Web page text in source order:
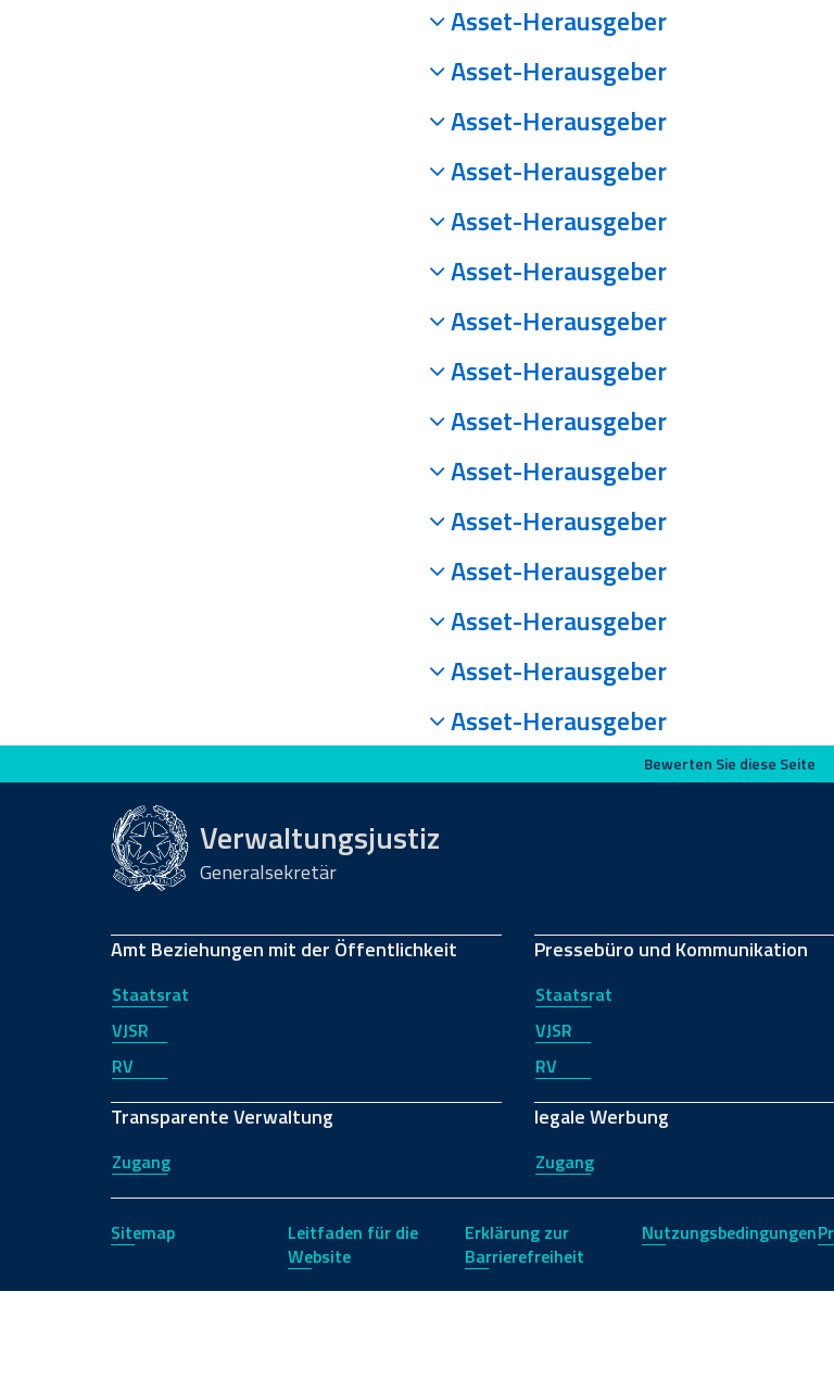
Asset-Herausgeber
Asset-Herausgeber
Asset-Herausgeber
Asset-Herausgeber
Asset-Herausgeber
Asset-Herausgeber
Asset-Herausgeber
Asset-Herausgeber
Asset-Herausgeber
Asset-Herausgeber
Asset-Herausgeber
Asset-Herausgeber
Asset-Herausgeber
Asset-Herausgeber
Asset-Herausgeber
Bewerten Sie diese Seite Bewerten Sie diese Seite
Verwaltungsjustiz
Generalsekretär
Amt Beziehungen mit der Öffentlichkeit
Staatsrat
VJSR
RV
Transparente Verwaltung
Zugang
Pressebüro und Kommunikation
Staatsrat
VJSR
RV
legale Werbung
Zugang
Sitemap
Leitfaden für die
Website
Erklärung zur
Barrierefreiheit
Nutzungsbedingungen